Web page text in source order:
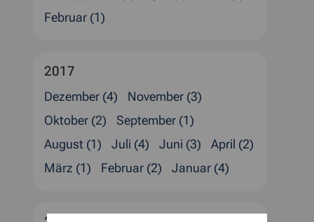
Februar (1)
2017
Dezember (4)
November (3)
Oktober (2)
September (1)
August (1)
Juli (4) Juni (3)
April (2)
März (1)
Februar (2) Januar (4)